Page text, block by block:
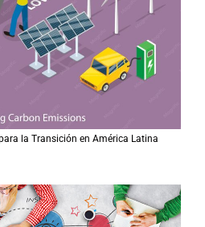
la Transición en América Latina